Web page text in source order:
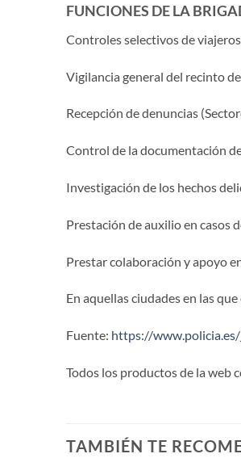
FUNCIONES DE LA
Controles selectivos de
Vigilancia general del recinto
Recepción de denuncias
Control de la documentación
Investigación de los hechos
Prestación de auxilio en casos
Prestar colaboración y apoyo
En aquellas ciudades en las
Fuente: https://www.policia.es/
Todos los productos de la web
TAMBIÉN TE